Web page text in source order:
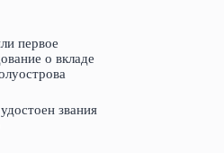
первое
о вкладе
звания